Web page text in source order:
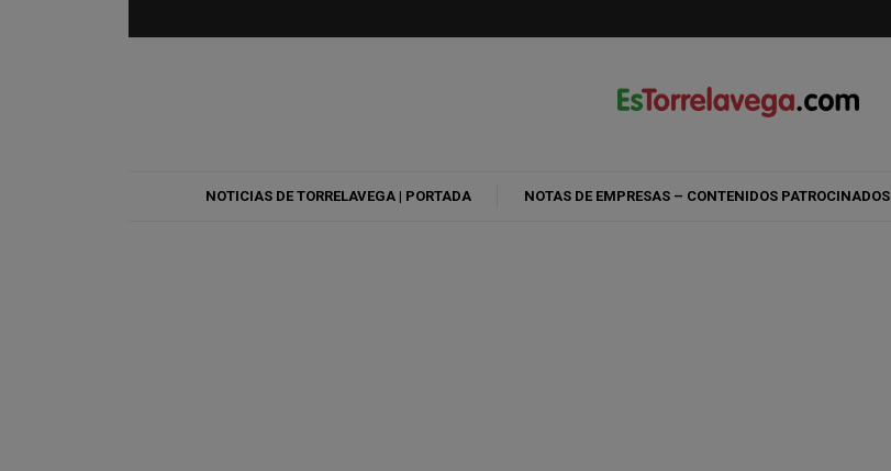
NOTICIAS DE TORRELAVEGA | PORTADA NOTAS DE EMPRESAS – CONTENIDOS PATROCINADOS